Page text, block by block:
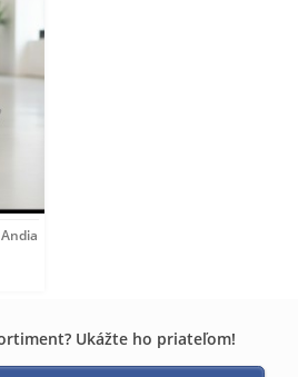
Hnedá, 41
Ukážte ho priateľom!